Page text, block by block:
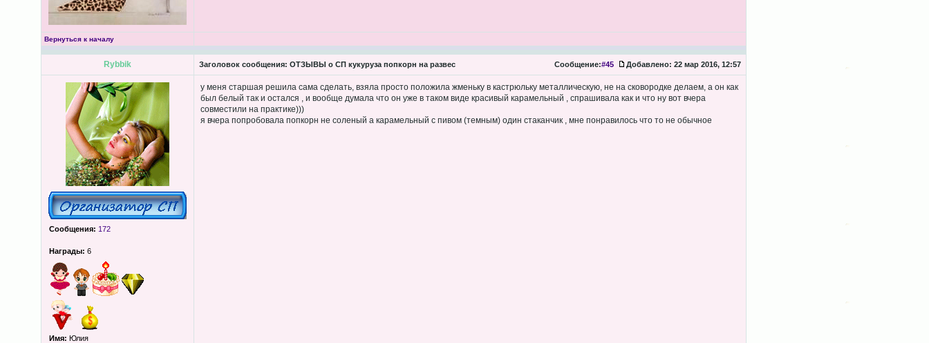
Вернуться к началу
Rybbik Заголовок сообщения: ОТЗЫВЫ о СП кукуруза попкорн на развес Сообщение:#45 Добавлено: 22 мар 2016, 12:57
Сообщения: 172
Награды: 6
Имя: Юлия
у меня старшая решила сама сделать, взяла просто положила жменьку в кастрюльку металлическую, не на сковородке делаем, а он как
был белый так и остался , и вообще думала что он уже в таком виде красивый карамельный , спрашивала как и что ну вот вчера
совместили на практике)))
я вчера попробовала попкорн не соленый а карамельный с пивом (темным) один стаканчик , мне понравилось что то не обычное